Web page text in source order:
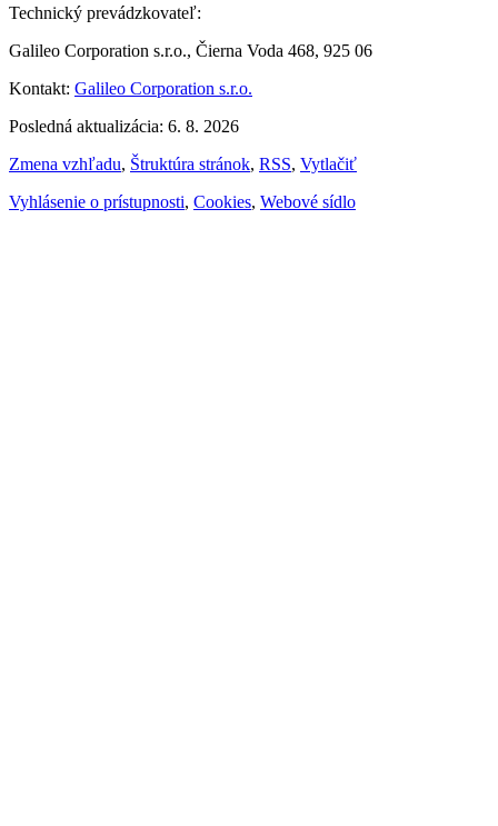
Technický prevádzkovateľ:
Galileo Corporation s.r.o., Čierna Voda 468, 925 06
Kontakt: Galileo Corporation s.r.o.
Posledná aktualizácia: 6. 8. 2026
Zmena vzhľadu, Štruktúra stránok, RSS, Vytlačiť
Vyhlásenie o prístupnosti, Cookies, Webové sídlo